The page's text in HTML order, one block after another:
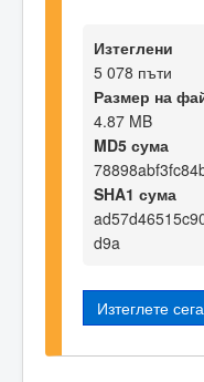
Изтеглени
5 078 пъти
Размер на
4.87 MB
MD5 сума
SHA1 сума
d9a
Изтеглете сега